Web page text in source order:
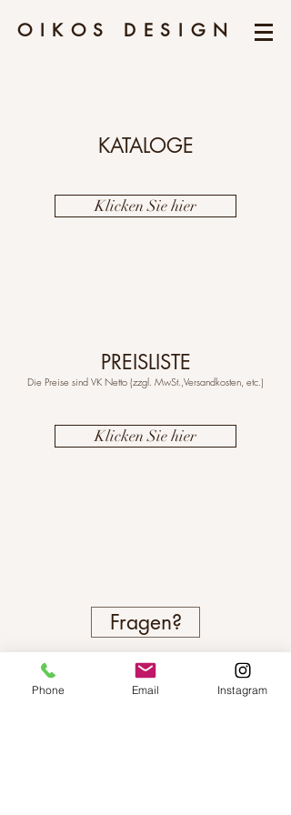
OIKOS DESIGN
KATALOGE
Klicken Sie hier
PREISLISTE
Die Preise sind VK Netto (zzgl. MwSt.,Versandkosten, etc.)
Klicken Sie hier
Fragen?
Phone Email Instagram